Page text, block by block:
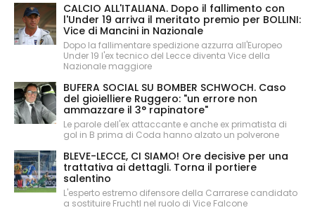
CALCIO ALL'ITALIANA. Dopo il fallimento con
l'Under 19 arriva il meritato premio per BOLLINI:
Vice di Mancini in Nazionale
Dopo la fallimentare spedizione azzurra all'Europeo
Under 19 l'ex tecnico del Lecce diventa Vice della
Nazionale maggiore
BUFERA SOCIAL SU BOMBER SCHWOCH. Caso
del gioielliere Ruggero: "un errore non
ammazzare il 3° rapinatore"
Le parole dell'ex attaccante e anche ex primatista di
gol in B prima di Coda hanno alzato un polverone
BLEVE-LECCE, CI SIAMO! Ore decisive per una
trattativa ai dettagli. Torna il portiere
salentino
L'esperto estremo difensore della Carrarese candidato
a sostituire Fruchtl nel ruolo di Vice Falcone